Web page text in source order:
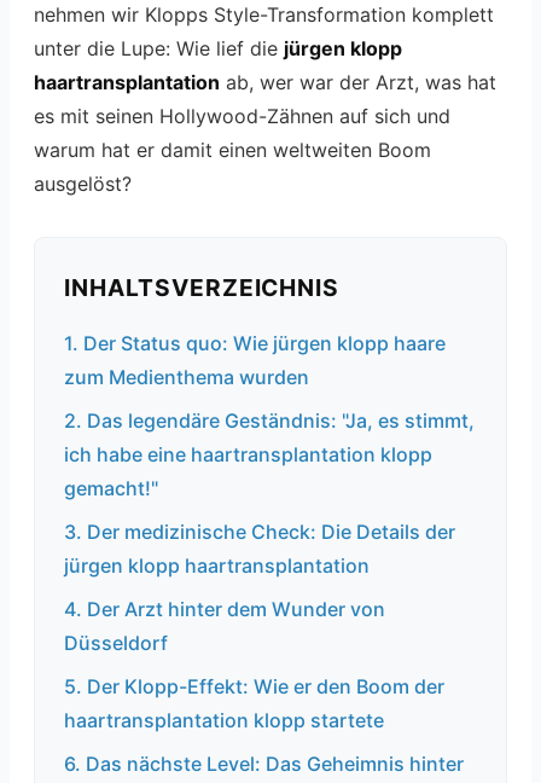
nehmen wir Klopps Style-Transformation komplett
unter die Lupe: Wie lief die jürgen klopp
haartransplantation ab, wer war der Arzt, was hat
es mit seinen Hollywood-Zähnen auf sich und
warum hat er damit einen weltweiten Boom
ausgelöst?
INHALTSVERZEICHNIS
1. Der Status quo: Wie jürgen klopp haare
zum Medienthema wurden
2. Das legendäre Geständnis: "Ja, es stimmt,
ich habe eine haartransplantation klopp
gemacht!"
3. Der medizinische Check: Die Details der
jürgen klopp haartransplantation
4. Der Arzt hinter dem Wunder von
Düsseldorf
5. Der Klopp-Effekt: Wie er den Boom der
haartransplantation klopp startete
6. Das nächste Level: Das Geheimnis hinter